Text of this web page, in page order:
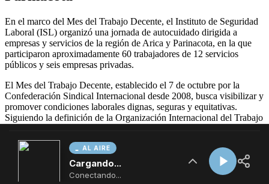
AL AIRE
Cargando...
Conectando...